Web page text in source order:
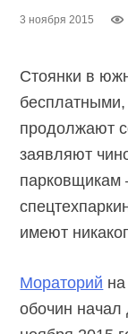
3 ноября 2015
Стоянки в
продолжают
заявляют
имеют
Мораторий
обочин начал